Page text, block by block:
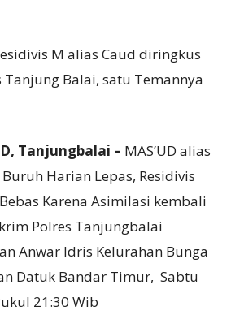
M alias Caud diringkus
Tanjung Balai, satu Temannya
Tanjungbalai – MAS’UD alias
Buruh Harian Lepas, Residivis
Karena Asimilasi kembali
Polres Tanjungbalai
Anwar Idris Kelurahan Bunga
Datuk Bandar Timur, Sabtu
21:30 Wib